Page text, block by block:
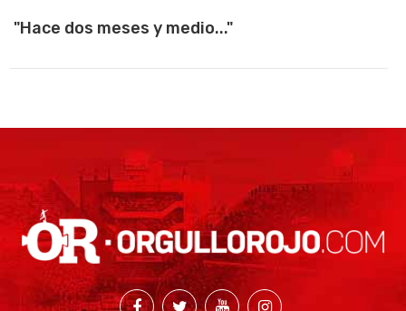
"Hace dos meses y medio..."